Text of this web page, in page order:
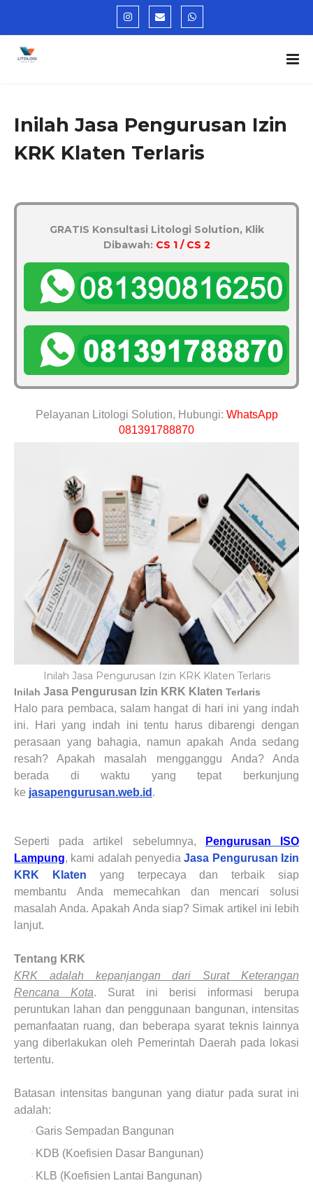
Inilah Jasa Pengurusan Izin
KRK Klaten Terlaris
GRATIS Konsultasi Litologi Solution, Klik
Dibawah: CS 1 / CS 2
Pelayanan Litologi Solution, Hubungi: WhatsApp
081391788870
Inilah Jasa Pengurusan Izin KRK Klaten Terlaris
Inilah Jasa Pengurusan Izin KRK Klaten Terlaris
Halo para pembaca, salam hangat di hari ini yang indah
ini. Hari yang indah ini tentu harus dibarengi dengan
perasaan yang bahagia, namun apakah Anda sedang
resah? Apakah masalah mengganggu Anda? Anda
berada di waktu yang tepat berkunjung
ke jasapengurusan.web.id .
Seperti pada artikel sebelumnya,
Pengurusan ISO
Lampung, kami adalah penyedia Jasa Pengurusan Izin
KRK
Klaten
yang terpecaya dan terbaik siap
membantu Anda memecahkan dan mencari solusi
masalahAnda. Apakah Anda siap? Simak artikel ini lebih
lanjut.
Tentang KRK
KRK adalah kepanjangan dari Surat Keterangan
Rencana Kota. Surat ini berisi informasi berupa
peruntukan lahan dan penggunaan bangunan, intensitas
pemanfaatan ruang, dan beberapa syarat teknis lainnya
yang diberlakukan oleh Pemerintah Daerah pada lokasi
tertentu.
Batasan intensitas bangunan yang diatur pada surat ini
adalah:
· Garis Sempadan Bangunan
· KDB (Koefisien Dasar Bangunan)
· KLB (Koefisien Lantai Bangunan)